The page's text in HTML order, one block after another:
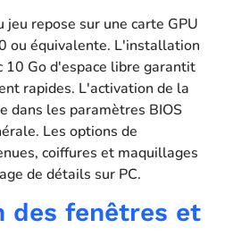
repose sur une carte GPU
ou équivalente. L'installation
10 Go d'espace libre garantit
rapides. L'activation de la
dans les paramètres BIOS
Les options de
coiffures et maquillages
de détails sur PC.
des fenêtres et